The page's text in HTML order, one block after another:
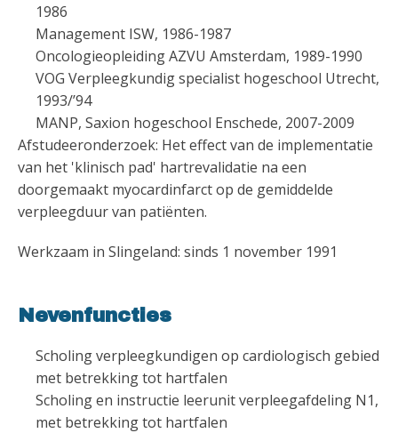
1986
Management ISW, 1986-1987
Oncologieopleiding AZVU Amsterdam, 1989-1990
VOG Verpleegkundig specialist hogeschool Utrecht,
1993/’94
MANP, Saxion hogeschool Enschede, 2007-2009
Afstudeeronderzoek: Het effect van de implementatie
van het 'klinisch pad' hartrevalidatie na een
doorgemaakt myocardinfarct op de gemiddelde
verpleegduur van patiënten.
Werkzaam in Slingeland: sinds 1 november 1991
Nevenfuncties
Scholing verpleegkundigen op cardiologisch gebied
met betrekking tot hartfalen
Scholing en instructie leerunit verpleegafdeling N1,
met betrekking tot hartfalen